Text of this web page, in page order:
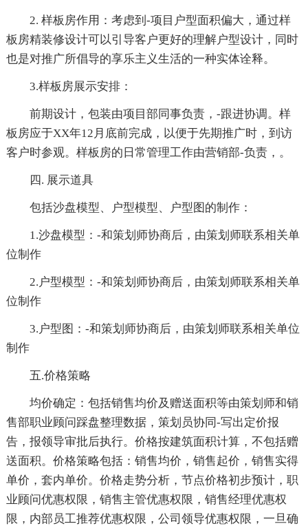
2. 样板房作用：考虑到-项目户型面积偏大，通过样
板房精装修设计可以引导客户更好的理解户型设计，同时
也是对推广所倡导的享乐主义生活的一种实体诠释。
3.样板房展示安排：
前期设计，包装由项目部同事负责，-跟进协调。样
板房应于XX年12月底前完成，以便于先期推广时，到访
客户时参观。样板房的日常管理工作由营销部-负责，。
四. 展示道具
包括沙盘模型、户型模型、户型图的制作：
1.沙盘模型：-和策划师协商后，由策划师联系相关单
位制作
2.户型模型：-和策划师协商后，由策划师联系相关单
位制作
3.户型图：-和策划师协商后，由策划师联系相关单位
制作
五.价格策略
均价确定：包括销售均价及赠送面积等由策划师和销
售部职业顾问踩盘整理数据，策划员协同-写出定价报
告，报领导审批后执行。价格按建筑面积计算，不包括赠
送面积。价格策略包括：销售均价，销售起价，销售实得
单价，套内单价。价格走势分析，节点价格初步预计，职
业顾问优惠权限，销售主管优惠权限，销售经理优惠权
限，内部员工推荐优惠权限，公司领导优惠权限，一旦确